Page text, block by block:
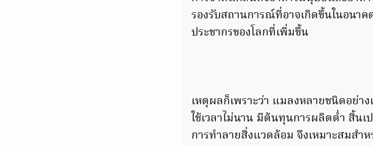
รองรับสถานการณ์ที่อาจเกิดขึ้นในอนา
ประชากรของโลกที่เพิ่มขึ้น
เหตุผลก็เพราะว่า แมลงหลายชนิดอย่า
ใช้เวลาไม่นาน มีต้นทุนการผลิตต่ำ สิ้น
การทำลายสิ่งแวดล้อม จึงเหมาะสมสำ